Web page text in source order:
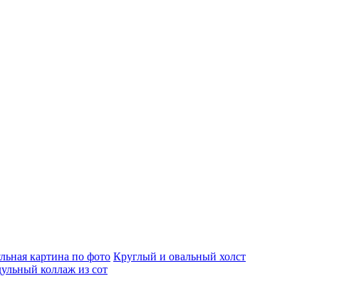
картина по фото Круглый и овальный холст
коллаж из сот